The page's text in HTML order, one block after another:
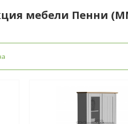
мебели Пенни